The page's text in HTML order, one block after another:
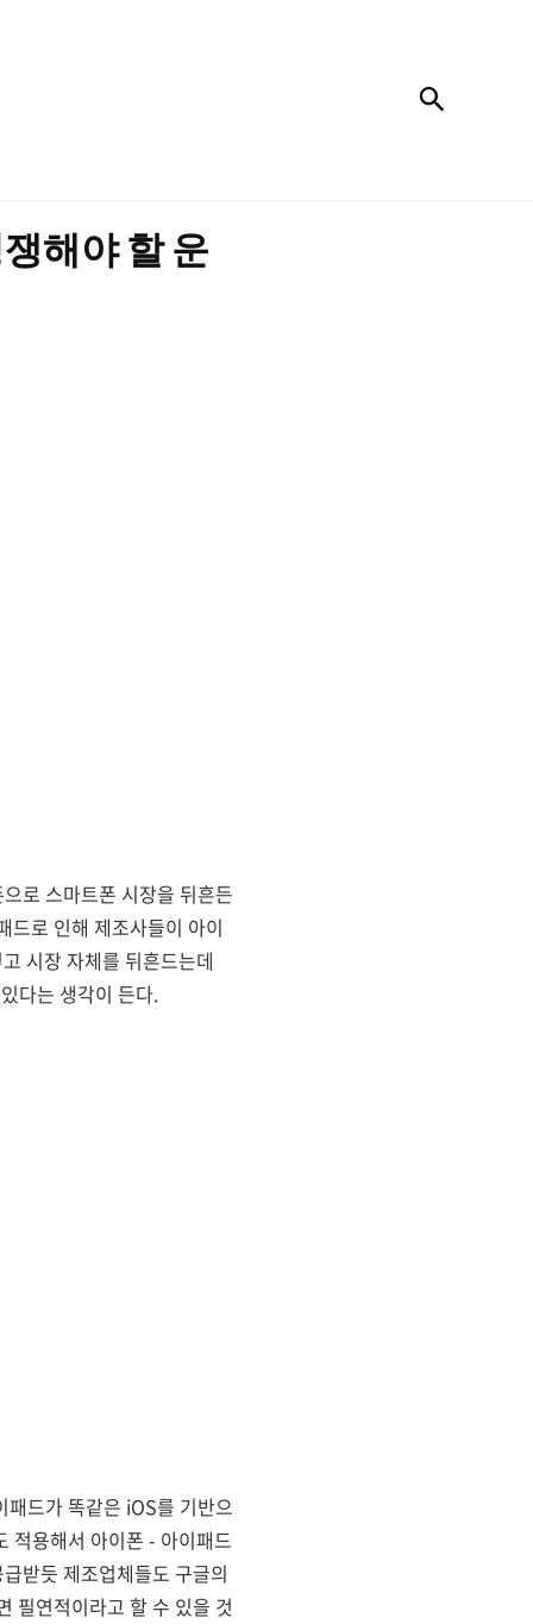
해야 할 운
로 스마트폰 시장을 뒤흔든
드로 인해 제조사들이 아이
시장 자체를 뒤흔드는데
다는 생각이 든다.
드가 똑같은 iOS를 기반으
적용해서 아이폰 - 아이패드
받듯 제조업체들도 구글의
필연적이라고 할 수 있을 것